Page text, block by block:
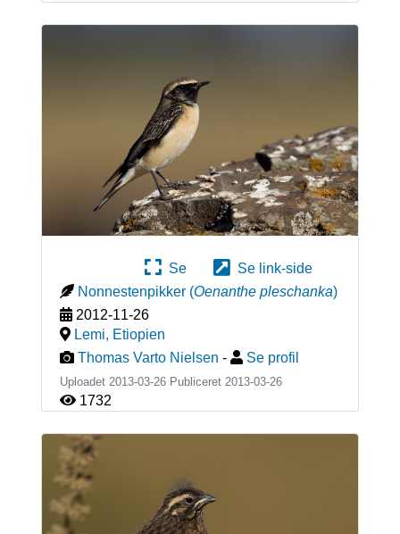
Se
Se link-side
Nonnestenpikker (Oenanthe pleschanka)
2012-11-26
Lemi, Etiopien
Thomas Varto Nielsen - Se profil
Uploadet 2013-03-26 Publiceret 2013-03-26
1732